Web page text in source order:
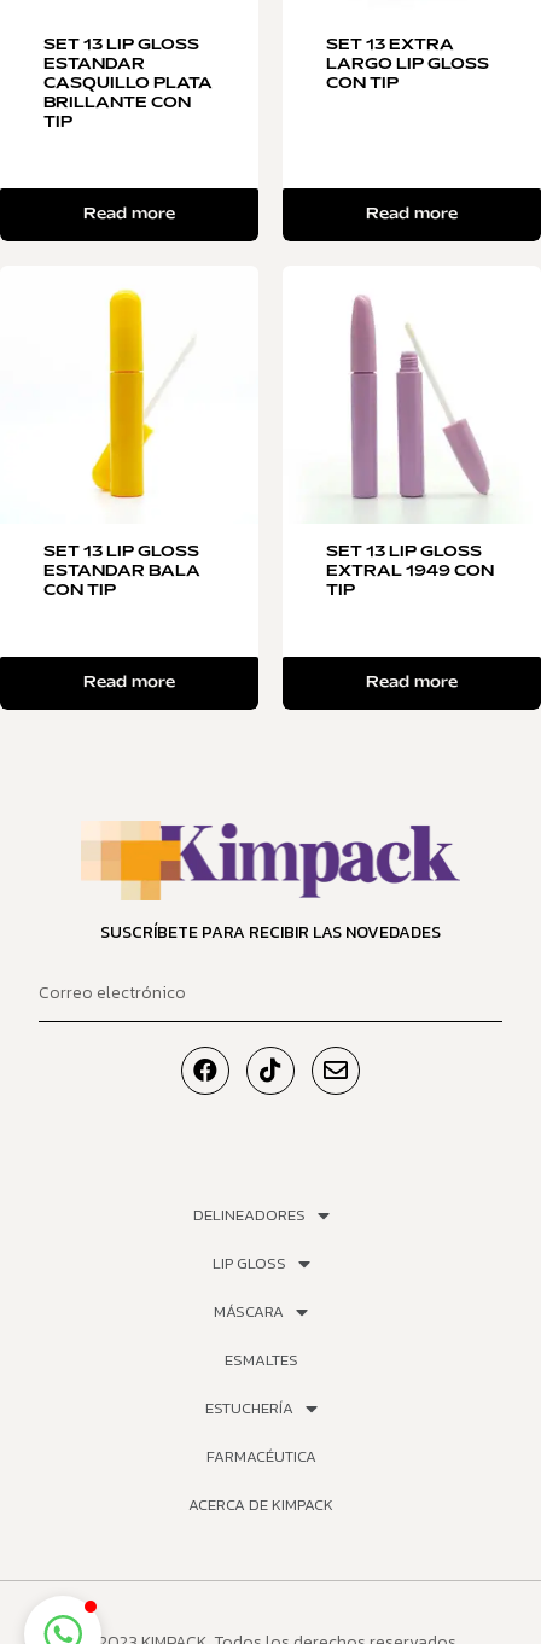
SET 13 LIP GLOSS
ESTANDAR
CASQUILLO PLATA
BRILLANTE CON
TIP
Read more
SET 13 EXTRA
LARGO LIP GLOSS
CON TIP
Read more
SET 13 LIP GLOSS
ESTANDAR BALA
CON TIP
Read more
SET 13 LIP GLOSS
EXTRAL 1949 CON
TIP
Read more
SUSCRÍBETE PARA RECIBIR LAS NOVEDADES
DELINEADORES
LIP GLOSS
MÁSCARA
ESMALTES
ESTUCHERÍA
FARMACÉUTICA
ACERCA DE KIMPACK